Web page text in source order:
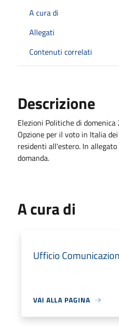
A cura di
Allegati
Contenuti correlati
Descrizione
Elezioni Politiche di
Opzione per il voto in Italia
residenti all'estero. In
domanda.
A cura di
Ufficio
VAI ALLA PAGINA